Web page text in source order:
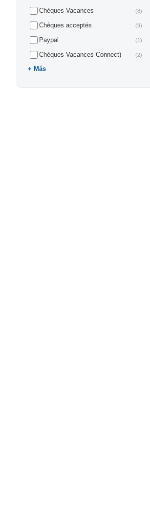
Chèques Vacances (8)
Chèques acceptés (9)
Paypal (1)
Chèques Vacances Connect) (2)
Más